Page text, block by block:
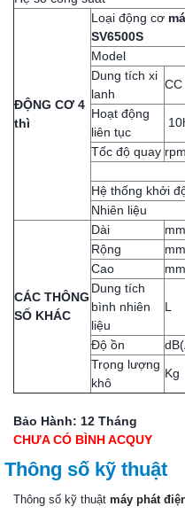
ĐỘNG CƠ 4
thì
Loại động cơ
SV6500S
Model
Dung tích xi
lanh
CC
Hoạt động
liên tục
Tốc độ quay rpm
Hệ thống khởi
Nhiên liệu
CÁC THÔNG
SỐ KHÁC
Dài mm
Rộng
mm
Cao
mm
Dung tích
bình nhiên
liệu
L
Độ ồn
Trọng lượng
khô
Kg
Bảo Hành: 12 Tháng
CHƯA CÓ BÌNH ACQUY
Thông số kỹ thuật
Thông số kỹ thuật máy phát